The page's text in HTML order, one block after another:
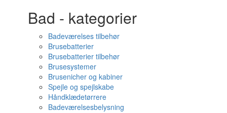
Bad - kategorier
Badeværelses tilbehør
Brusebatterier
Brusebatterier tilbehør
Brusesystemer
Brusenicher og kabiner
Spejle og spejlskabe
Håndklædetørrere
Badeværelsesbelysning